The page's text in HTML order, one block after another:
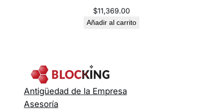
$11,369.00
Añadir al carrito
Antigüedad de la Empresa
Asesoría